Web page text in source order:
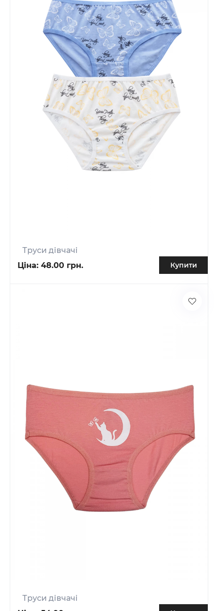
Труси дівчачі
Ціна: 48.00 грн. Купити
Труси дівчачі